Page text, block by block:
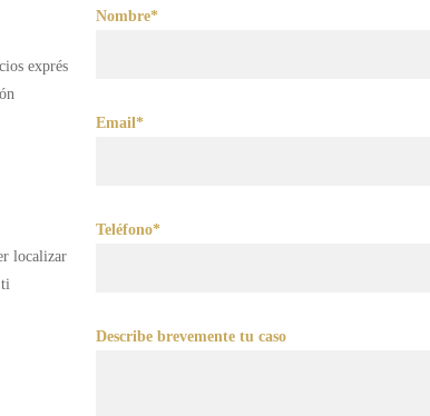
exprés
localizar
ti
Nombre*
Email*
Teléfono*
Describe brevemente tu caso